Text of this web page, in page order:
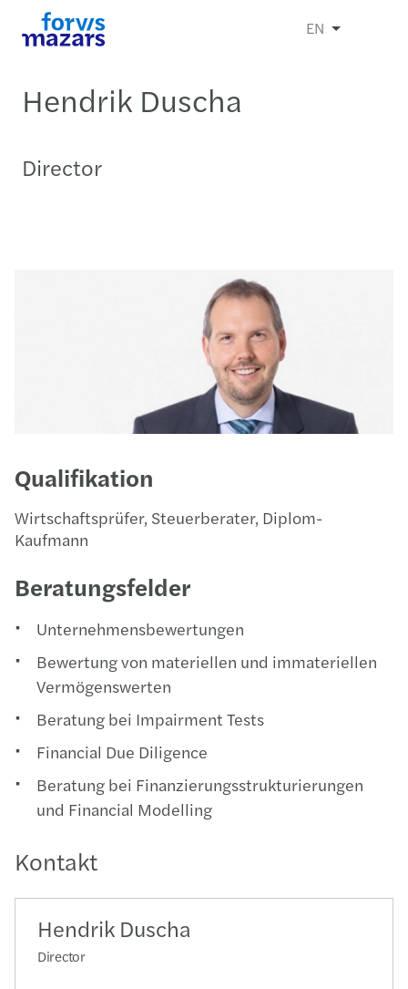
EN
Hendrik Duscha
Director
Qualifikation
Wirtschaftsprüfer, Steuerberater, Diplom-
Kaufmann
Beratungsfelder
Unternehmensbewertungen
Bewertung von materiellen und immateriellen
Vermögenswerten
Beratung bei Impairment Tests
Financial Due Diligence
Beratung bei Finanzierungsstrukturierungen
und Financial Modelling
Kontakt
Hendrik Duscha
Director